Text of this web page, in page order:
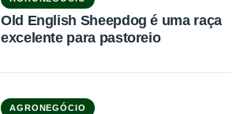
Old English Sheepdog é uma raça
excelente para pastoreio
AGRONEGÓCIO